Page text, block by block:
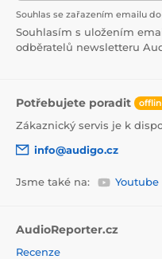
Souhlas se zařazením emailu do
Souhlasím s uložením
odběratelů newsletteru
Potřebujete poradit
Zákaznický servis je k
info@audigo.cz
Jsme také na: Youtube
AudioReporter.cz
Recenze